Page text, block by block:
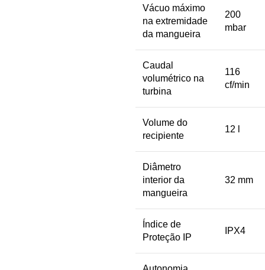
Vácuo máximo
na extremidade
da mangueira
200
mbar
Caudal
volumétrico na
turbina
116
cf/min
Volume do
recipiente
12 l
Diâmetro
interior da
mangueira
32 mm
Índice de
Proteção IP
IPX4